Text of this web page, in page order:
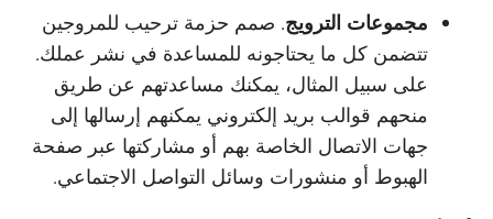
مجموعات الترويج. صمم حزمة ترحيب للمروجين
تتضمن كل ما يحتاجونه للمساعدة في نشر عملك.
على سبيل المثال، يمكنك مساعدتهم عن طريق
منحهم قوالب بريد إلكتروني يمكنهم إرسالها إلى
جهات الاتصال الخاصة بهم أو مشاركتها عبر صفحة
الهبوط أو منشورات وسائل التواصل الاجتماعي.